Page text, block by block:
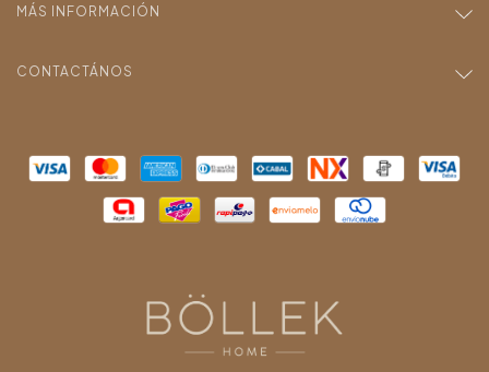
MÁS INFORMACIÓN
CONTACTÁNOS